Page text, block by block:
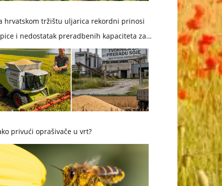
hrvatskom tržištu uljarica rekordni prinosi
i nedostatak preradbenih kapaciteta za
privući oprašivače u vrt?